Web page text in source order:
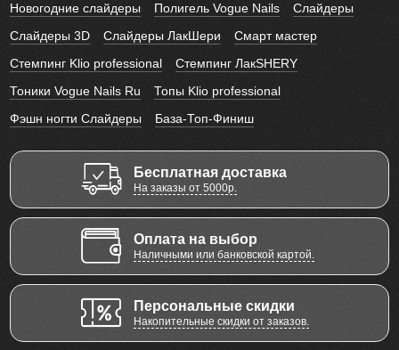
Новогодние слайдеры
Полигель Vogue Nails
Слайдеры
Слайдеры 3D
Слайдеры ЛакШери
Смарт мастер
Стемпинг Klio professional
Стемпинг ЛакSHERY
Тоники Vogue Nails Ru
Топы Klio professional
Фэшн ногти Слайдеры
База-Топ-Финиш
Бесплатная доставка
На заказы от 5000р.
Оплата на выбор
Наличными или банковской картой.
Персональные скидки
Накопительные скидки от заказов.